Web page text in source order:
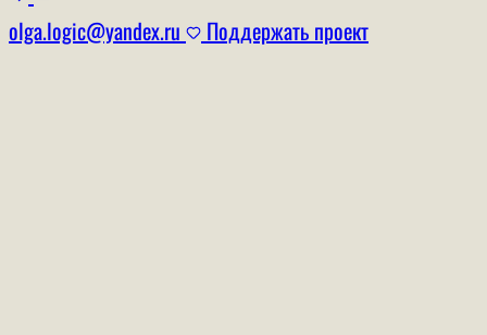
olga.logic@yandex.ru Поддержать проект